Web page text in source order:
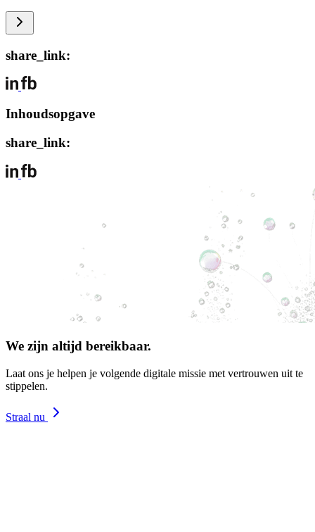
share_link:
Inhoudsopgave
share_link:
We zijn altijd bereikbaar.
Laat ons je helpen je volgende digitale missie met vertrouwen uit te
stippelen.
Straal nu